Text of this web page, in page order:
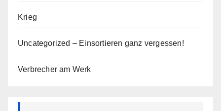
Krieg
Uncategorized – Einsortieren ganz vergessen!
Verbrecher am Werk